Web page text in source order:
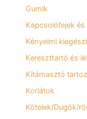
Gumik
Kapcsolófejek
Kényelmi
Kereszttartó és
Kitámasztó
Korlátok
Kötelek/Dugók/